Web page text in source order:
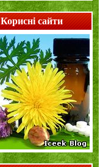
Корисні сайти